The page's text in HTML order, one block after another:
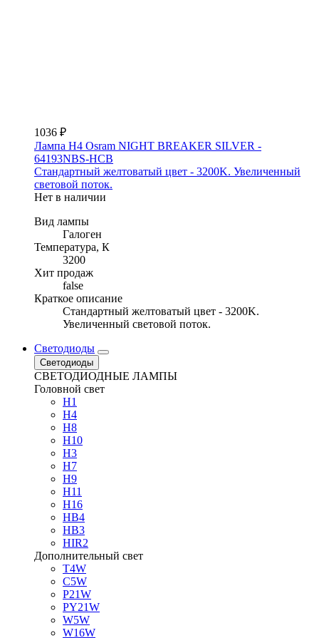
1036 ₽
Лампа H4 Osram NIGHT BREAKER SILVER -
64193NBS-HCB
Стандартный желтоватый цвет - 3200K. Увеличенный
световой поток.
Нет в наличии
Вид лампы
Галоген
Температура, К
3200
Хит продаж
false
Краткое описание
Стандартный желтоватый цвет - 3200K.
Увеличенный световой поток.
Светодиоды
Светодиоды
СВЕТОДИОДНЫЕ ЛАМПЫ
Головной свет
H1
H4
H8
H10
H3
H7
H9
H11
H16
HB4
HB3
HIR2
Дополнительный свет
T4W
C5W
P21W
PY21W
W5W
W16W